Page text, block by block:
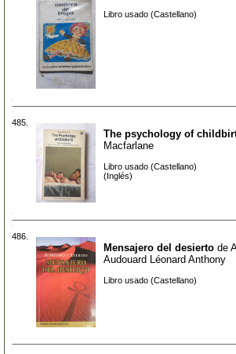
Libro usado (Castellano)
485.
The psychology of
Macfarlane
Libro usado (Castellano)
(Inglés)
486.
Mensajero del desierto de
Audouard Léonard Anthony
Libro usado (Castellano)